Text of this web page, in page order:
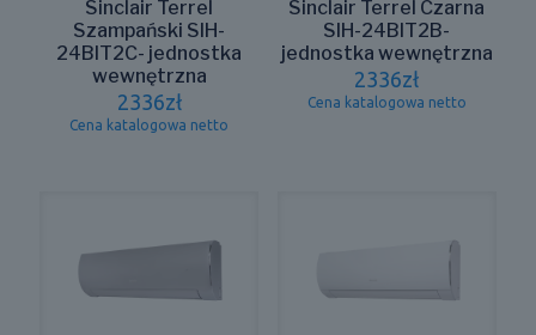
Sinclair Terrel
Szampański SIH-
24BIT2C- jednostka
wewnętrzna
2336zł
Cena katalogowa netto
Sinclair Terrel Czarna
SIH-24BIT2B-
jednostka wewnętrzna
2336zł
Cena katalogowa netto